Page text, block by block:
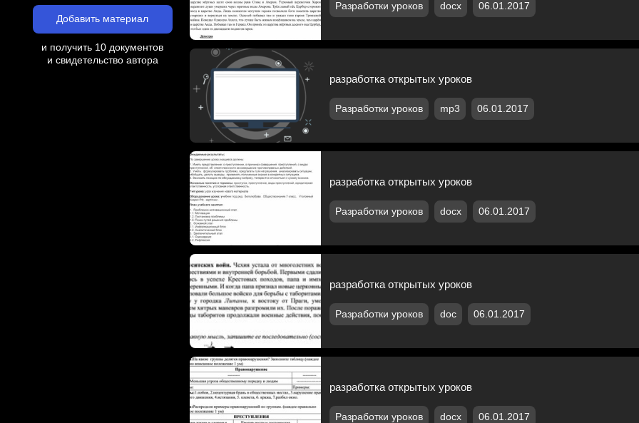
Добавить материал
и получить 10 документов
и свидетельство автора
Разработки уроков docx 06.01.2017
разработка открытых уроков
Разработки уроков mp3 06.01.2017
разработка открытых уроков
Разработки уроков docx 06.01.2017
разработка открытых уроков
Разработки уроков doc 06.01.2017
разработка открытых уроков
Разработки уроков docx 06.01.2017